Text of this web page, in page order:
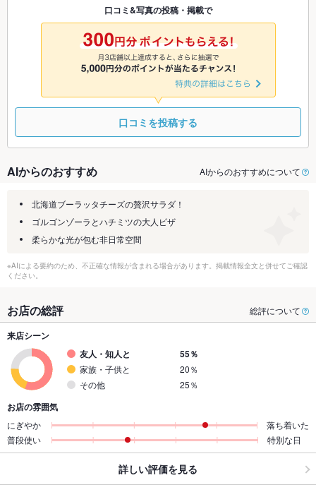
◎ ◎ ◎
9/8
◎
9/9
◎
9/10
◎
9/11
口コミ&写真の投稿・掲載で
口コミを投稿する
AIからのおすすめ AIからのおすすめについて
北海道ブーラッタチーズの贅沢サラダ！
ゴルゴンゾーラとハチミツの大人ピザ
柔らかな光が包む非日常空間
※AIによる要約のため、不正確な情報が含まれる場合があります。掲載情報全文と併せてご確認
ください。
お店の総評 総評について
来店シーン
友人・知人と
55％
家族・子供と
20％
その他
25％
お店の雰囲気
にぎやか
落ち着いた
普段使い
特別な日
詳しい評価を見る